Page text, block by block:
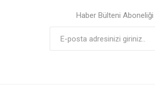
Haber Bülteni Aboneliği